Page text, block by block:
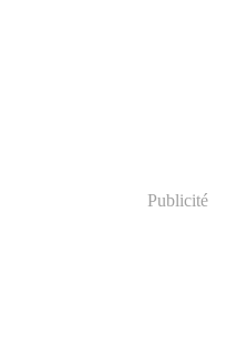
Publicité